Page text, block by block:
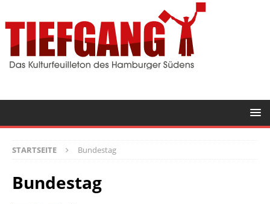
STARTSEITE Bundestag
Bundestag